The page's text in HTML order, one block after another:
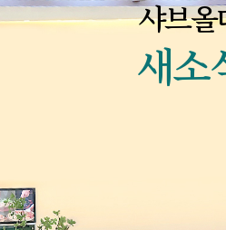
샤브올
새소